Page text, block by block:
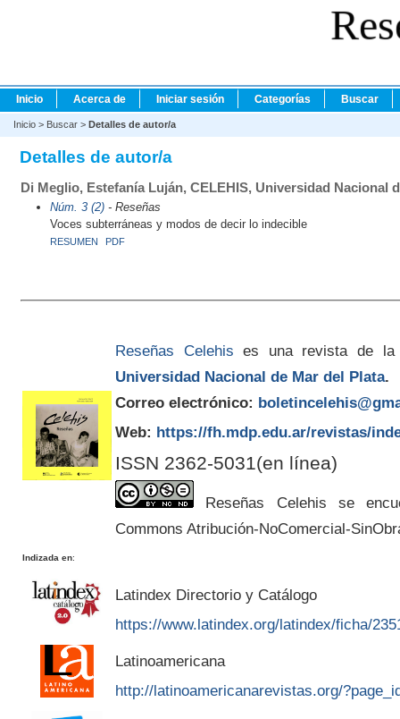
Inicio Acerca de Iniciar sesión Categorías Buscar
Inicio > Buscar > Detalles de autor/a
Detalles de autor/a
Di Meglio, Estefanía Luján, CELEHIS, Universidad Nacional
Núm. 3 (2)- Reseñas
Voces subterráneas y modos de decir lo indecible
RESUMEN PDF
Reseñas Celehis es una revista de la
Universidad Nacional de Mar del Plata.
Correo electrónico:
Web: https://fh.mdp.edu.ar/revistas/
ISSN 2362-5031(en línea)
Reseñas Celehis se
Commons Atribución-NoComercial-
Indizada en:
Latindex Directorio y Catálogo
https://www.latindex.org/latindex/ficha/
Latinoamericana
http://latinoamericanarevistas.org/